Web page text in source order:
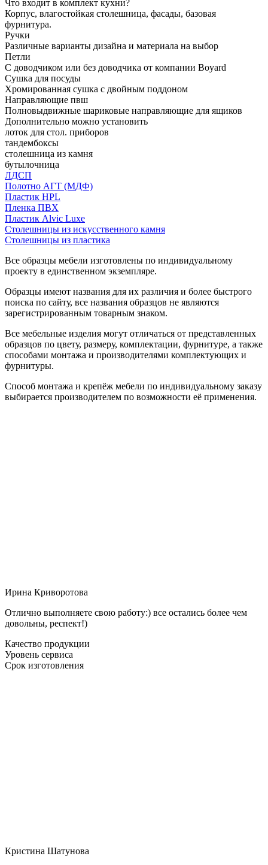
Что входит в комплект кухни?
Корпус, влагостойкая столешница, фасады, базовая
фурнитура.
Ручки
Различные варианты дизайна и материала на выбор
Петли
С доводчиком или без доводчика от компании Boyard
Сушка для посуды
Хромированная сушка с двойным поддоном
Направляющие пвш
Полновыдвижные шариковые направляющие для ящиков
Дополнительно можно установить
лоток для стол. приборов
тандембоксы
столешница из камня
бутылочница
ЛДСП
Полотно АГТ (МДФ)
Пластик HPL
Пленка ПВХ
Пластик Alvic Luxe
Столешницы из искусственного камня
Столешницы из пластика
Все образцы мебели изготовлены по индивидуальному
проекту в единственном экземпляре.
Образцы имеют названия для их различия и более быстрого
поиска по сайту, все названия образцов не являются
зарегистрированным товарным знаком.
Все мебельные изделия могут отличаться от представленных
образцов по цвету, размеру, комплектации, фурнитуре, а также
способами монтажа и производителями комплектующих и
фурнитуры.
Способ монтажа и крепёж мебели по индивидуальному заказу
выбирается производителем по возможности её применения.
Ирина Криворотова
Отлично выполняете свою работу:) все остались более чем
довольны, респект!)
Качество продукции
Уровень сервиса
Срок изготовления
Кристина Шатунова